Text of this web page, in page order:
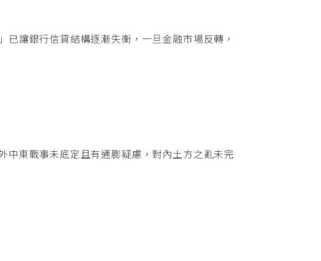
已讓銀行信貸結構逐漸失衡，一旦金融市場反轉，
中東戰事未底定且有通膨疑慮，對內土方之亂未完